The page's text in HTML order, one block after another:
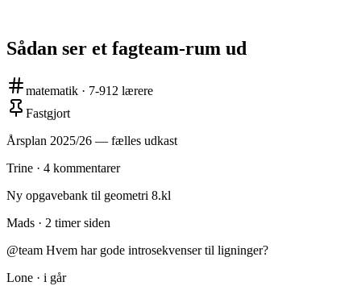
Sådan ser et fagteam-rum ud
matematik · 7-912 lærere
Fastgjort
Årsplan 2025/26 — fælles udkast
Trine · 4 kommentarer
Ny opgavebank til geometri 8.kl
Mads · 2 timer siden
@team Hvem har gode introsekvenser til ligninger?
Lone · i går